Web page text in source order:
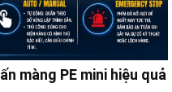
màng PE mini hiệu quả